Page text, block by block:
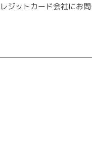
ットカード会社にお問